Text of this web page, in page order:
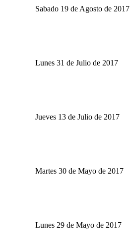
Sabado 19 de Agosto de 2017
Lunes 31 de Julio de 2017
Jueves 13 de Julio de 2017
Martes 30 de Mayo de 2017
Lunes 29 de Mayo de 2017